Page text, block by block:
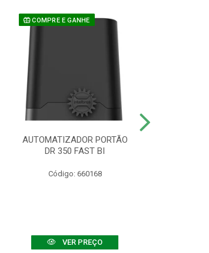
COMPRE E GANHE
AUTOMATIZADOR PORTÃO
DR 350 FAST BI
Código: 660168
VER PREÇO